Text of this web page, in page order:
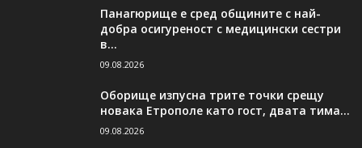
Панагюрище е сред общините с най-
добра осигуреност с медицински сестри
в...
09.08.2026
Оборище изпусна трите точки срещу
новака Етрополе като гост, двата тима...
09.08.2026